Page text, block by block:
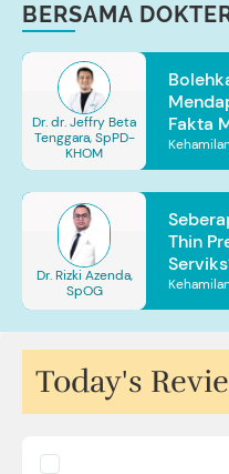
BERSAMA
Dr. dr. Jeffry Beta
Tenggara, SpPD-
KHOM
Fakta
Dr. Rizki Azenda,
SpOG
Thin
Today's